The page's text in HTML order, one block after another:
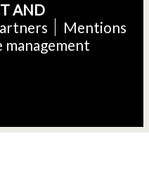
AND
Mentions
management